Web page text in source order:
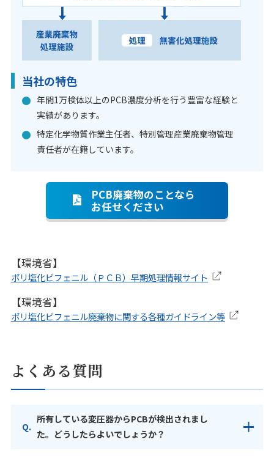
当社の特色
年間1万検体以上のPCB濃度分析を行う豊富な経験と
実績があります。
特定化学物質作業主任者、特別管理産業廃棄物管理
責任者が在籍しています。
PCB廃棄物のことなら
お任せください
【環境省】
ポリ塩化ビフェニル（ＰＣＢ）早期処理情報サイト
【環境省】
ポリ塩化ビフェニル廃棄物に関する各種ガイドライン等
よくある質問
所有している変圧器からPCBが検出されまし
た。どうしたらよいでしょうか？